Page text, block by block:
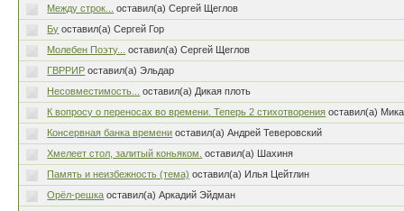
Между строк...
оставил(а) Сергей Щеглов
Бу оставил(а) Сергей Гор
Молебен Поэту...
оставил(а) Сергей Щеглов
ГВРРИР оставил(а) Эльдар
Несовместимость...
оставил(а) Дикая плоть
К вопросу о переносах во времени. Теперь 2 стихотворения оставил(а)
Консервная банка времени оставил(а) Андрей Теверовский
Хмелеет стол, залитый коньяком.
оставил(а) Шахиня
Память и неизбежность (тема) оставил(а) Илья Цейтлин
Орёл-решка оставил(а) Аркадий Эйдман